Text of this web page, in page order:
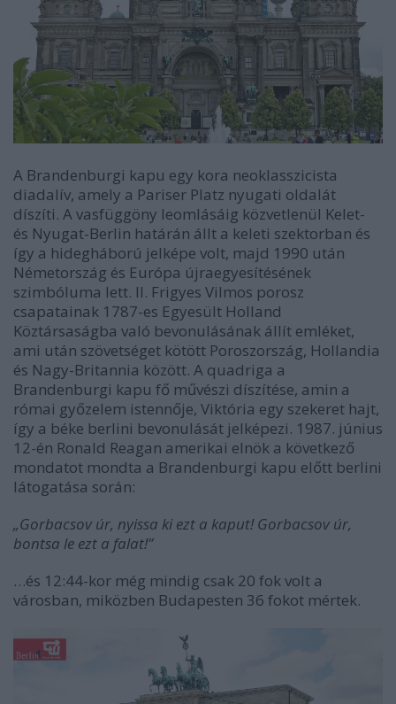
A Brandenburgi kapu egy kora neoklasszicista
diadalív, amely a Pariser Platz nyugati oldalát
díszíti. A vasfüggöny leomlásáig közvetlenül Kelet-
és Nyugat-Berlin határán állt a keleti szektorban és
így a hidegháború jelképe volt, majd 1990 után
Németország és Európa újraegyesítésének
szimbóluma lett. II. Frigyes Vilmos porosz
csapatainak 1787-es Egyesült Holland
Köztársaságba való bevonulásának állít emléket,
ami után szövetséget kötött Poroszország, Hollandia
és Nagy-Britannia között. A quadriga a
Brandenburgi kapu fő művészi díszítése, amin a
római győzelem istennője, Viktória egy szekeret hajt,
így a béke berlini bevonulását jelképezi. 1987. június
12-én Ronald Reagan amerikai elnök a következő
mondatot mondta a Brandenburgi kapu előtt berlini
látogatása során:
„Gorbacsov úr, nyissa ki ezt a kaput! Gorbacsov úr,
bontsa le ezt a falat!”
…és 12:44-kor még mindig csak 20 fok volt a
városban, miközben Budapesten 36 fokot mértek.